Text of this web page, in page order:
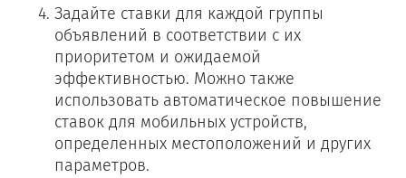
Задайте ставки для каждой группы
объявлений в соответствии с их
приоритетом и ожидаемой
эффективностью. Можно также
использовать автоматическое повышение
ставок для мобильных устройств,
определенных местоположений и других
параметров.